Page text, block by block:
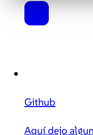
Github
Aquí dejo